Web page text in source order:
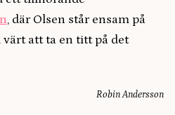
, där Olsen står ensam på
att ta en titt på det
Robin Andersson